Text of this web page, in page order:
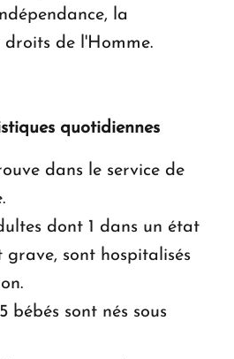
la
de l'Homme.
quotidiennes
dans le service de
dont 1 dans un état
grave, sont hospitalisés
bébés sont nés sous